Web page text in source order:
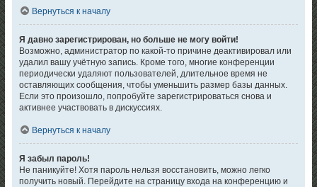
Вернуться к началу
Я давно зарегистрирован, но больше не могу войти!
Возможно, администратор по какой-то причине деактивировал или
удалил вашу учётную запись. Кроме того, многие конференции
периодически удаляют пользователей, длительное время не
оставляющих сообщения, чтобы уменьшить размер базы данных.
Если это произошло, попробуйте зарегистрироваться снова и
активнее участвовать в дискуссиях.
Вернуться к началу
Я забыл пароль!
Не паникуйте! Хотя пароль нельзя восстановить, можно легко
получить новый. Перейдите на страницу входа на конференцию и